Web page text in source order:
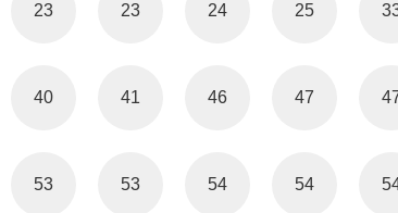
23 23 24 25
40 41 46 47
53 53 54 54